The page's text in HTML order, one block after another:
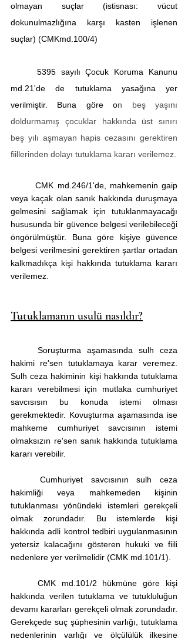
olmayan suçlar (istisnası: vücut
dokunulmazlığına karşı kasten işlenen
suçlar) (CMKmd.100/4)
md.21'de de tutuklama yasağına yer
verilmiştir. Buna göre on beş yaşını
doldurmamış çocuklar hakkında üst sınırı
beş yılı aşmayan hapis cezasını gerektiren
fiillerinden dolayı tutuklama kararı verilemez.
	CMK md.246/1'de, mahkemenin gaip
veya kaçak olan sanık hakkında duruşmaya
gelmesini sağlamak için tutuklanmayacağı
hususunda bir güvence belgesi verilebileceği
öngörülmüştür. Buna göre kişiye güvence
belgesi verilmesini gerektiren şartlar ortadan
kalkmadıkça kişi hakkında tutuklama kararı
verilemez.
Tutuklamanın usulü nasıldır?
hakimi re'sen tutuklamaya karar veremez.
Sulh ceza hakiminin kişi hakkında tutuklama
kararı verebilmesi için mutlaka cumhuriyet
savcısısın bu konuda istemi olması
gerekmektedir. Kovuşturma aşamasında ise
mahkeme cumhuriyet savcısının istemi
olmaksızın re'sen sanık hakkında tutuklama
kararı verebilir.
hakimliği veya mahkemeden kişinin
tutuklanması yönündeki istemleri gerekçeli
olmak zorundadır. Bu istemlerde kişi
hakkında adli kontrol tedbiri uygulanmasının
yetersiz kalacağını gösteren hukuki ve fiili
nedenlere yer verilmelidir (CMK md.101/1).
hakkında verilen tutuklama ve tutukluluğun
devamı kararları gerekçeli olmak zorundadır.
Gerekçede suç şüphesinin varlığı, tutuklama
nedenlerinin varlığı ve ölçülülük ilkesine